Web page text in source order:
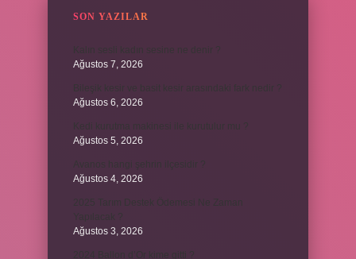
SON YAZILAR
Kalın sesli kadın sesine ne denir ?
Ağustos 7, 2026
Bileşik kesir ve basit kesir arasındaki fark nedir ?
Ağustos 6, 2026
Kedi kurutma makinesi ile kurutulur mu ?
Ağustos 5, 2026
Ağustos 4, 2026
Ağustos 3, 2026